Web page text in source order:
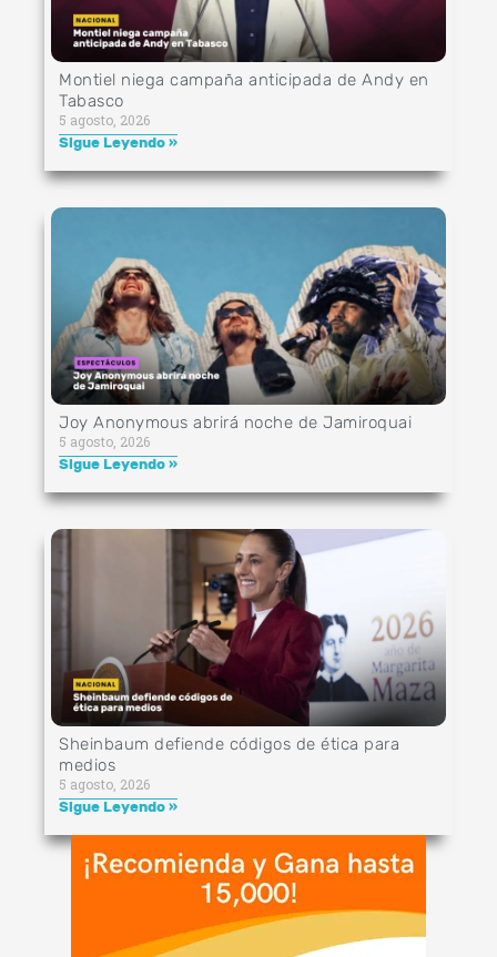
Montiel niega campaña anticipada de Andy en
Tabasco
5 agosto, 2026
Sigue Leyendo »
Joy Anonymous abrirá noche de Jamiroquai
5 agosto, 2026
Sigue Leyendo »
Sheinbaum defiende códigos de ética para
medios
5 agosto, 2026
Sigue Leyendo »